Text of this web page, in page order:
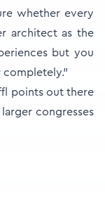
whether every
architect as the
but you
points out there
congresses